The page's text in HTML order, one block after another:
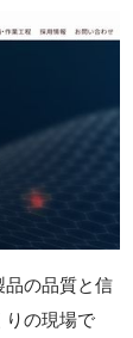
品の品質と信
りの現場で